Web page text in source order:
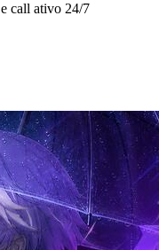
call ativo 24/7